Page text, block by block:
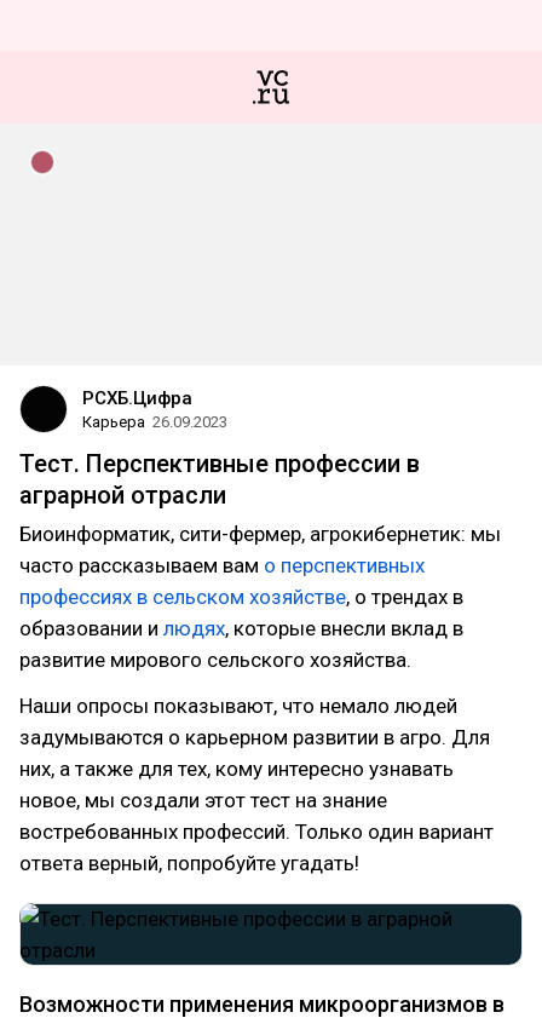
РСХБ.Цифра
Карьера 26.09.2023
Тест. Перспективные профессии в
аграрной отрасли
Биоинформатик, сити-фермер, агрокибернетик: мы
часто рассказываем вам о перспективных
профессиях в сельском хозяйстве, о трендах в
образовании и людях, которые внесли вклад в
развитие мирового сельского хозяйства.
Наши опросы показывают, что немало людей
задумываются о карьерном развитии в агро. Для
них, а также для тех, кому интересно узнавать
новое, мы создали этот тест на знание
востребованных профессий. Только один вариант
ответа верный, попробуйте угадать!
Возможности применения микроорганизмов в